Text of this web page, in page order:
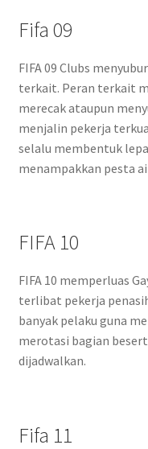
Fifa 09
FIFA 09 Clubs
terkait. Peran terkait
merecak ataupun
menjalin pekerja
selalu membentuk
menampakkan pesta
FIFA 10
FIFA 10 memperluas
terlibat pekerja
banyak pelaku guna
merotasi bagian
dijadwalkan.
Fifa 11